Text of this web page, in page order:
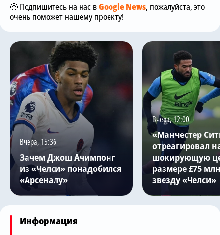
🥺 Подпишитесь на нас вGoogle News, пожалуйста, это
очень поможет нашему проекту!
Вчера, 15:36
Зачем Джош Ачимпонг
из «Челси» понадобился
«Арсеналу»
Вчера, 12:00
«Манчестер
отреагировал
шокирующую
размере £75
звезду «Челси»
Информация